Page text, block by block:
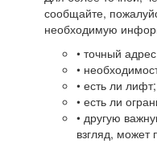
сообщайте,
необходимую
• точный
•
• есть ли лифт;
• есть ли
• другую
взгляд, может